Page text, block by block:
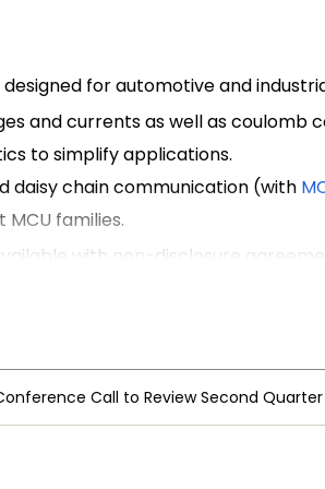
for automotive and
and currents as well as
to simplify applications.
daisy chain communication (with
MCU families.
with non-disclosure